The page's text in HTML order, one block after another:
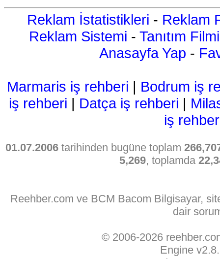
Reklam İstatistikleri - Reklam
Reklam Sistemi - Tanıtım Filmi
Anasayfa Yap -
Marmaris iş rehberi | Bodrum iş
iş rehberi | Datça iş rehberi |
iş
01.07.2006 tarihinden bugüne toplam
5,269, toplamda
Reehber.com ve BCM Bacom Bilgisayar,
dair
© 2006-2026
Engine